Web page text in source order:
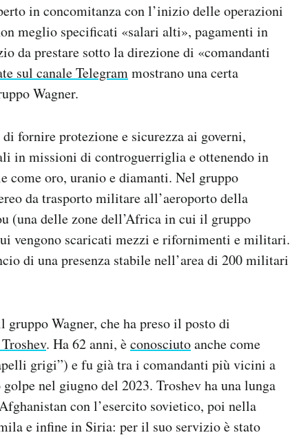
in concomitanza con l’inizio delle operazioni
meglio specificati «salari alti», pagamenti in
da prestare sotto la direzione di «comandanti
sul canale Telegrammostrano una certa
Wagner.
fornire protezione e sicurezza ai governi,
in missioni di controguerriglia e ottenendo in
oro, uranio e diamanti. Nel gruppo
da trasporto militare all’aeroporto della
(una delle zone dell’Africa in cui il gruppo
vengono scaricati mezzi e rifornimenti e militari.
di una presenza stabile nell’area di 200 militari
Wagner, che ha preso il posto di
. Ha 62 anni, èconosciutoanche come
grigi”) e fu già tra i comandanti più vicini a
nel giugno del 2023. Troshev ha una lunga
con l’esercito sovietico, poi nella
e infine in Siria: per il suo servizio è stato